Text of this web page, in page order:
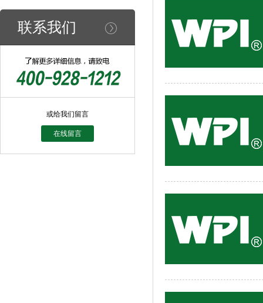
联系我们
或给我们留言
在线留言